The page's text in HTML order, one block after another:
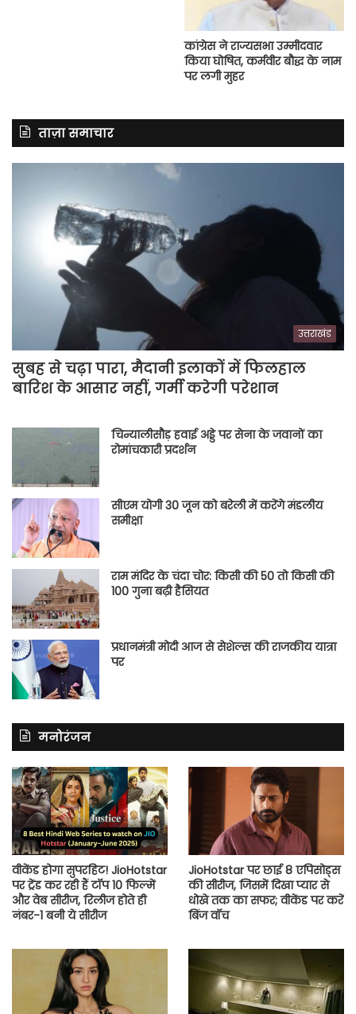
कांग्रेस ने राज्यसभा उम्मीदवार
किया घोषित, कर्मवीर बौद्ध के नाम
पर लगी मुहर
ताज़ा समाचार
उत्तराखंड
सुबह से चढ़ा पारा, मैदानी इलाकों में फिलहाल
बारिश के आसार नहीं, गर्मी करेगी परेशान
चिन्यालीसौड़ हवाई अड्डे पर सेना के जवानों का
रोमांचकारी प्रदर्शन
सीएम योगी 30 जून को बरेली में करेंगे मंडलीय
समीक्षा
राम मंदिर के चंदा चोर: किसी की 50 तो किसी की
100 गुना बढ़ी हैसियत
प्रधानमंत्री मोदी आज से सेशेल्स की राजकीय यात्रा
पर
मनोरंजन
वीकेंड होगा सुपरहिट! JioHotstar
पर ट्रेंड कर रही हैं टॉप 10 फिल्में
और वेब सीरीज, रिलीज होते ही
नंबर-1 बनी ये सीरीज
JioHotstar पर छाई 8 एपिसोड्स
की सीरीज, जिसमें दिखा प्यार से
धोखे तक का सफर; वीकेंड पर करें
बिंज वॉच